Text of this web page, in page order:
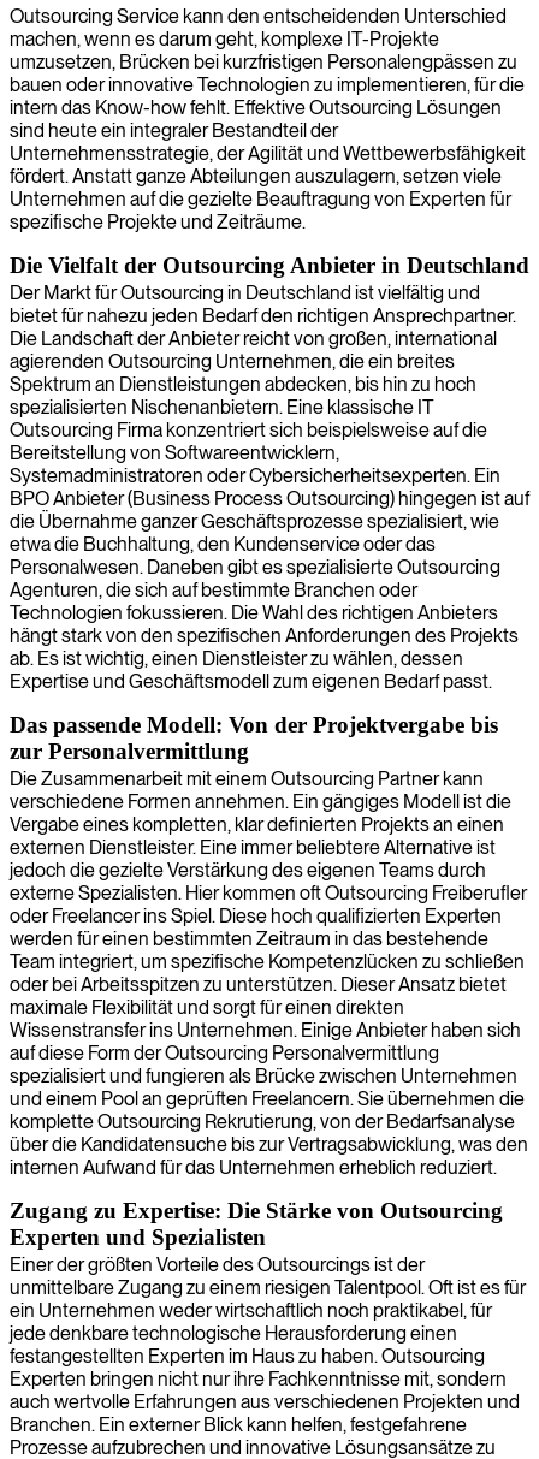
Outsourcing Service kann den entscheidenden Unterschied
machen, wenn es darum geht, komplexe IT-Projekte
umzusetzen, Brücken bei kurzfristigen Personalengpässen zu
bauen oder innovative Technologien zu implementieren, für die
intern das Know-how fehlt. Effektive Outsourcing Lösungen
sind heute ein integraler Bestandteil der
Unternehmensstrategie, der Agilität und Wettbewerbsfähigkeit
fördert. Anstatt ganze Abteilungen auszulagern, setzen viele
Unternehmen auf die gezielte Beauftragung von Experten für
spezifische Projekte und Zeiträume.
Die Vielfalt der Outsourcing Anbieter in Deutschland
Der Markt für Outsourcing in Deutschland ist vielfältig und
bietet für nahezu jeden Bedarf den richtigen Ansprechpartner.
Die Landschaft der Anbieter reicht von großen, international
agierenden Outsourcing Unternehmen, die ein breites
Spektrum an Dienstleistungen abdecken, bis hin zu hoch
spezialisierten Nischenanbietern. Eine klassische IT
Outsourcing Firma konzentriert sich beispielsweise auf die
Bereitstellung von Softwareentwicklern,
Systemadministratoren oder Cybersicherheitsexperten. Ein
BPO Anbieter (Business Process Outsourcing) hingegen ist auf
die Übernahme ganzer Geschäftsprozesse spezialisiert, wie
etwa die Buchhaltung, den Kundenservice oder das
Personalwesen. Daneben gibt es spezialisierte Outsourcing
Agenturen, die sich auf bestimmte Branchen oder
Technologien fokussieren. Die Wahl des richtigen Anbieters
hängt stark von den spezifischen Anforderungen des Projekts
ab. Es ist wichtig, einen Dienstleister zu wählen, dessen
Expertise und Geschäftsmodell zum eigenen Bedarf passt.
Das passende Modell: Von der Projektvergabe bis
zur Personalvermittlung
Die Zusammenarbeit mit einem Outsourcing Partner kann
verschiedene Formen annehmen. Ein gängiges Modell ist die
Vergabe eines kompletten, klar definierten Projekts an einen
externen Dienstleister. Eine immer beliebtere Alternative ist
jedoch die gezielte Verstärkung des eigenen Teams durch
externe Spezialisten. Hier kommen oft Outsourcing Freiberufler
oder Freelancer ins Spiel. Diese hoch qualifizierten Experten
werden für einen bestimmten Zeitraum in das bestehende
Team integriert, um spezifische Kompetenzlücken zu schließen
oder bei Arbeitsspitzen zu unterstützen. Dieser Ansatz bietet
maximale Flexibilität und sorgt für einen direkten
Wissenstransfer ins Unternehmen. Einige Anbieter haben sich
auf diese Form der Outsourcing Personalvermittlung
spezialisiert und fungieren als Brücke zwischen Unternehmen
und einem Pool an geprüften Freelancern. Sie übernehmen die
komplette Outsourcing Rekrutierung, von der Bedarfsanalyse
über die Kandidatensuche bis zur Vertragsabwicklung, was den
internen Aufwand für das Unternehmen erheblich reduziert.
Zugang zu Expertise: Die Stärke von Outsourcing
Experten und Spezialisten
Einer der größten Vorteile des Outsourcings ist der
unmittelbare Zugang zu einem riesigen Talentpool. Oft ist es für
ein Unternehmen weder wirtschaftlich noch praktikabel, für
jede denkbare technologische Herausforderung einen
festangestellten Experten im Haus zu haben. Outsourcing
Experten bringen nicht nur ihre Fachkenntnisse mit, sondern
auch wertvolle Erfahrungen aus verschiedenen Projekten und
Branchen. Ein externer Blick kann helfen, festgefahrene
Prozesse aufzubrechen und innovative Lösungsansätze zu